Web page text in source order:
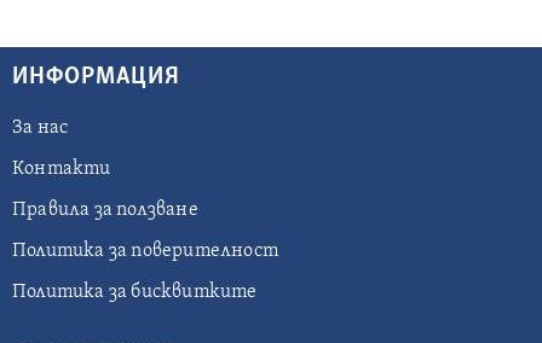
ИНФОРМАЦИЯ
За нас
Контакти
Правила за ползване
Политика за поверителност
Политика за бисквитките